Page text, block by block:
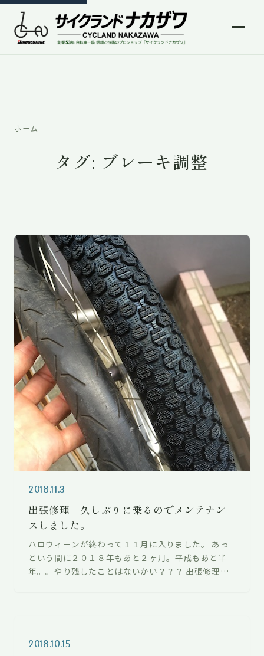
ホーム
タグ: ブレーキ調整
2018.11.3
出張修理 久しぶりに乗るのでメンテナン
スしました。
ハロウィーンが終わって１１月に入りました。 あっ
という間に２０１８年もあと２ヶ月。平成もあと半
年。。やり残したことはないかい？？？ 出張修理の
2018.10.15